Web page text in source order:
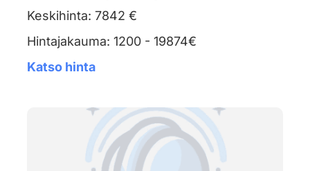
Keskihinta: 7842 €
Hintajakauma: 1200 - 19874€
Katso hinta